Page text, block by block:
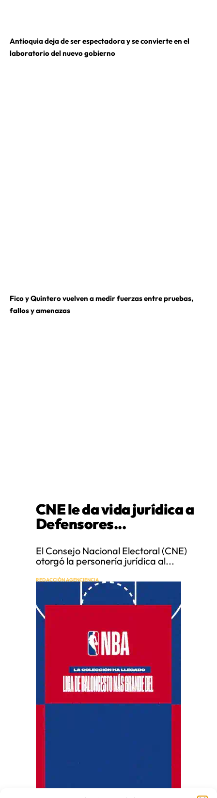
Antioquia deja de ser espectadora y se convierte en el
laboratorio del nuevo gobierno
Fico y Quintero vuelven a medir fuerzas entre pruebas,
fallos y amenazas
CNE le da vida jurídica a
Defensores...
El Consejo Nacional Electoral (CNE)
otorgó la personería jurídica al...
REDACCIÓN AGENCIENCIA